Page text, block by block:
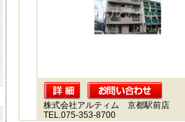
株式会社アルティム 京都駅前店
TEL.075-353-8700